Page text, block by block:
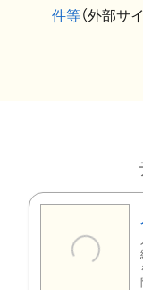
件等（外部サ